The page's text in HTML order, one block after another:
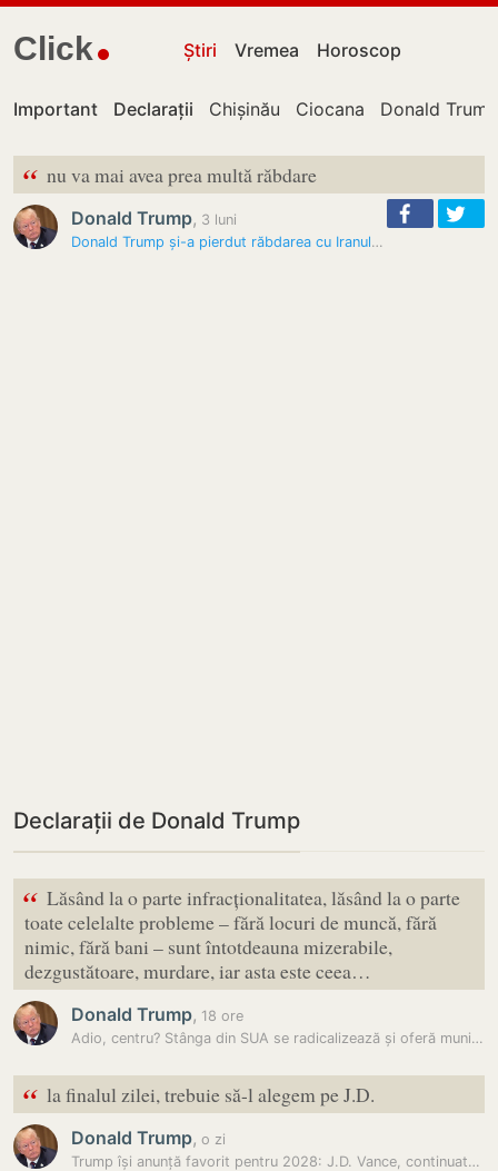
Click Știri Vremea Horoscop
Important Declarații Chișinău Ciocana Donald Trump
“ nu va mai avea prea multă răbdare
Donald Trump, 3 luni
Donald Trump și-a pierdut răbdarea cu Iranul. Prețul petrolului a…
Declarații de Donald Trump
“ Lăsând la o parte infracționalitatea, lăsând la o parte
toate celelalte probleme – fără locuri de muncă, fără
nimic, fără bani – sunt întotdeauna mizerabile,
dezgustătoare, murdare, iar asta este ceea…
Donald Trump, 18 ore
Adio, centru? Stânga din SUA se radicalizează și oferă muniție…
“ la finalul zilei, trebuie să-l alegem pe J.D.
Donald Trump, o zi
Trump își anunță favorit pentru 2028: J.D. Vance, continuatorul liniei…